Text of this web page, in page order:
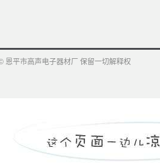
恩平市高声电子器材厂 保留一切解释权